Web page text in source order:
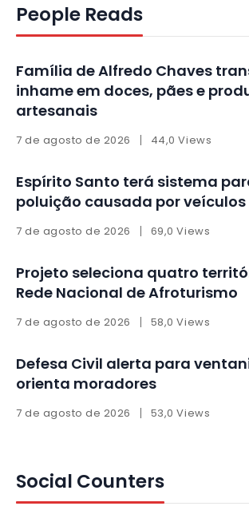
People Reads
Família de Alfredo Chaves
inhame em doces, pães e
artesanais
7 de agosto de 2026 44,0 Views
Espírito Santo terá sistema
poluição causada por veículos
7 de agosto de 2026 69,0 Views
Projeto seleciona quatro
Rede Nacional de Afroturismo
7 de agosto de 2026 58,0 Views
Defesa Civil alerta para
orienta moradores
7 de agosto de 2026 53,0 Views
Social Counters